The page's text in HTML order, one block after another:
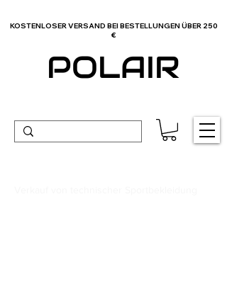
KOSTENLOSER VERSAND BEI BESTELLUNGEN ÜBER 250
€
POLAIR